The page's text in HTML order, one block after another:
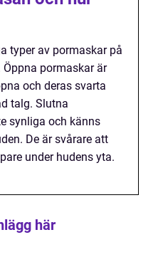
typer av pormaskar på
pormaskar är
och deras svarta
talg. Slutna
synliga och känns
De är svårare att
under hudens yta.
här